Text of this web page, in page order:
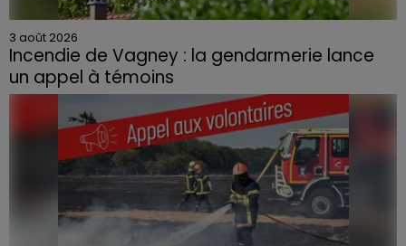
3 août 2026
Incendie de Vagney : la gendarmerie lance
un appel à témoins
Le feu, parti d'une haie avant de se propager au
quartier résidentiel, avait détruit deux habitations et
contraint à l'évacuation d'une centaine de personnes.